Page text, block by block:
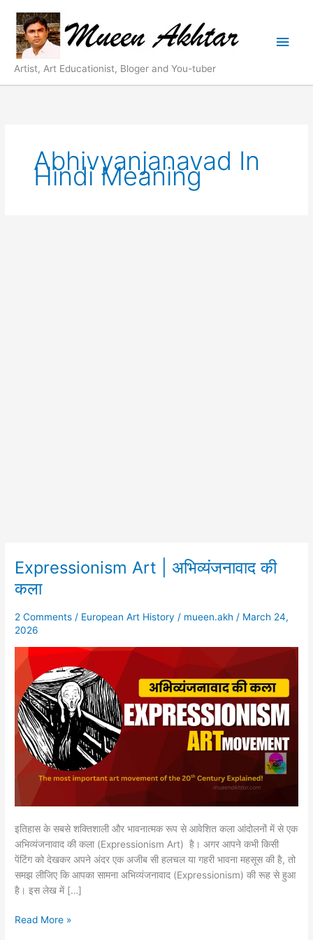
content
Artist, Art Educationist, Bloger and You-tuber
Abhivyanjanavad In
Hindi Meaning
Expressionism Art | अभिव्यंजनावाद की
कला
2 Comments / European Art History / mueen.akh/ March 24,
2026
इतिहास के सबसे शक्तिशाली और भावनात्मक रूप से आवेशित कला आंदोलनों में से एक
अभिव्यंजनावाद की कला (Expressionism Art) है। अगर आपने कभी किसी
पेंटिंग को देखकर अपने अंदर एक अजीब सी हलचल या गहरी भावना महसूस की है, तो
समझ लीजिए कि आपका सामना अभिव्यंजनावाद (Expressionism) की रूह से हुआ
है। इस लेख में […]
Expressionism
|
की
Read More »